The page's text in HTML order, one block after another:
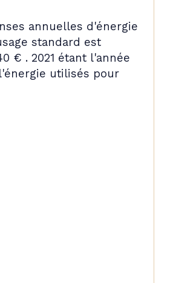
annuelles d'énergie
standard est
€ . 2021 étant l'année
utilisés pour